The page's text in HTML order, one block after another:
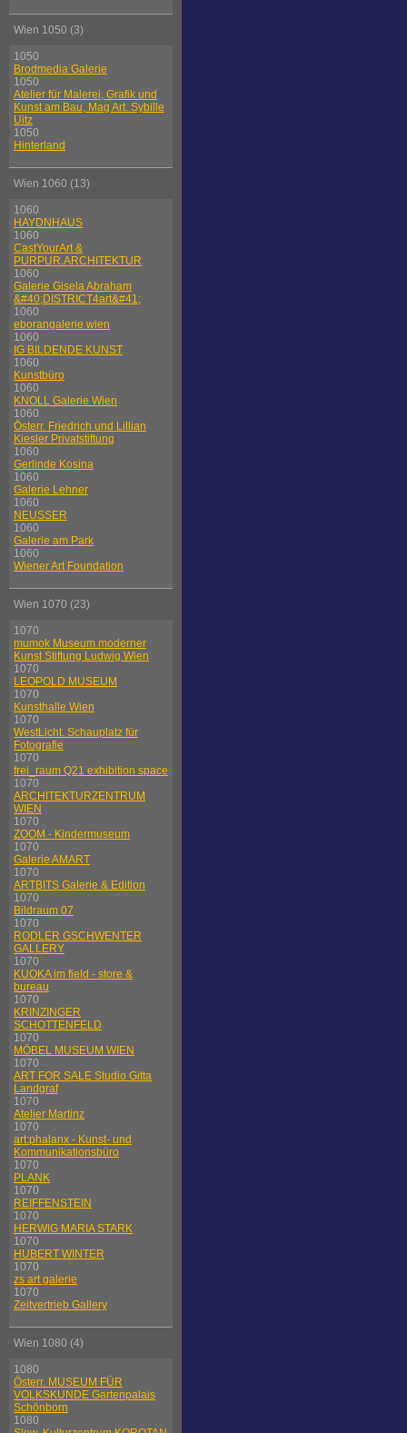
Wien 1050 (3)
1050
Brodmedia Galerie
1050
Atelier für Malerei, Grafik und
Kunst am Bau, Mag Art. Sybille
Uitz
1050
Hinterland
Wien 1060 (13)
1060
HAYDNHAUS
1060
CastYourArt &
PURPUR.ARCHITEKTUR
1060
Galerie Gisela Abraham
&#40;DISTRICT4art&#41;
1060
eborangalerie wien
1060
IG BILDENDE KUNST
1060
Kunstbüro
1060
KNOLL Galerie Wien
1060
Österr. Friedrich und Lillian
Kiesler Privatstiftung
1060
Gerlinde Kosina
1060
Galerie Lehner
1060
NEUSSER
1060
Galerie am Park
1060
Wiener Art Foundation
Wien 1070 (23)
1070
mumok Museum moderner
Kunst Stiftung Ludwig Wien
1070
LEOPOLD MUSEUM
1070
Kunsthalle Wien
1070
WestLicht. Schauplatz für
Fotografie
1070
frei_raum Q21 exhibition space
1070
ARCHITEKTURZENTRUM
WIEN
1070
ZOOM - Kindermuseum
1070
Galerie AMART
1070
ARTBITS Galerie & Edition
1070
Bildraum 07
1070
RODLER GSCHWENTER
GALLERY
1070
KUOKA im field - store &
bureau
1070
KRINZINGER
SCHOTTENFELD
1070
MÖBEL MUSEUM WIEN
1070
ART FOR SALE Studio Gitta
Landgraf
1070
Atelier Martinz
1070
art:phalanx - Kunst- und
Kommunikationsbüro
1070
PLANK
1070
REIFFENSTEIN
1070
HERWIG MARIA STARK
1070
HUBERT WINTER
1070
zs art galerie
1070
Zeitvertrieb Gallery
Wien 1080 (4)
1080
Österr. MUSEUM FÜR
VOLKSKUNDE Gartenpalais
Schönborn
1080